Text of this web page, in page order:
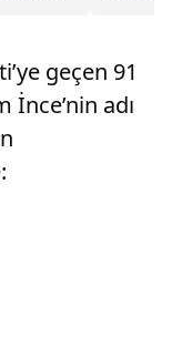
geçen 91
adı